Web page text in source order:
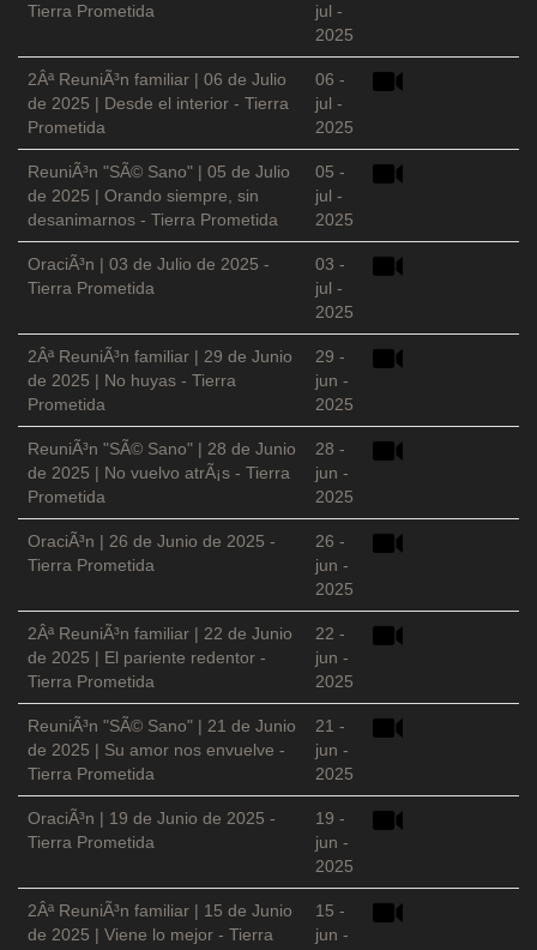
Tierra Prometida
jul -
2025
2Âª ReuniÃ³n familiar | 06 de Julio
de 2025 | Desde el interior - Tierra
Prometida
06 -
jul -
2025
ReuniÃ³n "SÃ© Sano" | 05 de Julio
de 2025 | Orando siempre, sin
desanimarnos - Tierra Prometida
05 -
jul -
2025
OraciÃ³n | 03 de Julio de 2025 -
Tierra Prometida
03 -
jul -
2025
2Âª ReuniÃ³n familiar | 29 de Junio
de 2025 | No huyas - Tierra
Prometida
29 -
jun -
2025
ReuniÃ³n "SÃ© Sano" | 28 de Junio
de 2025 | No vuelvo atrÃ¡s - Tierra
Prometida
28 -
jun -
2025
OraciÃ³n | 26 de Junio de 2025 -
Tierra Prometida
26 -
jun -
2025
2Âª ReuniÃ³n familiar | 22 de Junio
de 2025 | El pariente redentor -
Tierra Prometida
22 -
jun -
2025
ReuniÃ³n "SÃ© Sano" | 21 de Junio
de 2025 | Su amor nos envuelve -
Tierra Prometida
21 -
jun -
2025
OraciÃ³n | 19 de Junio de 2025 -
Tierra Prometida
19 -
jun -
2025
2Âª ReuniÃ³n familiar | 15 de Junio
de 2025 | Viene lo mejor - Tierra
15 -
jun -